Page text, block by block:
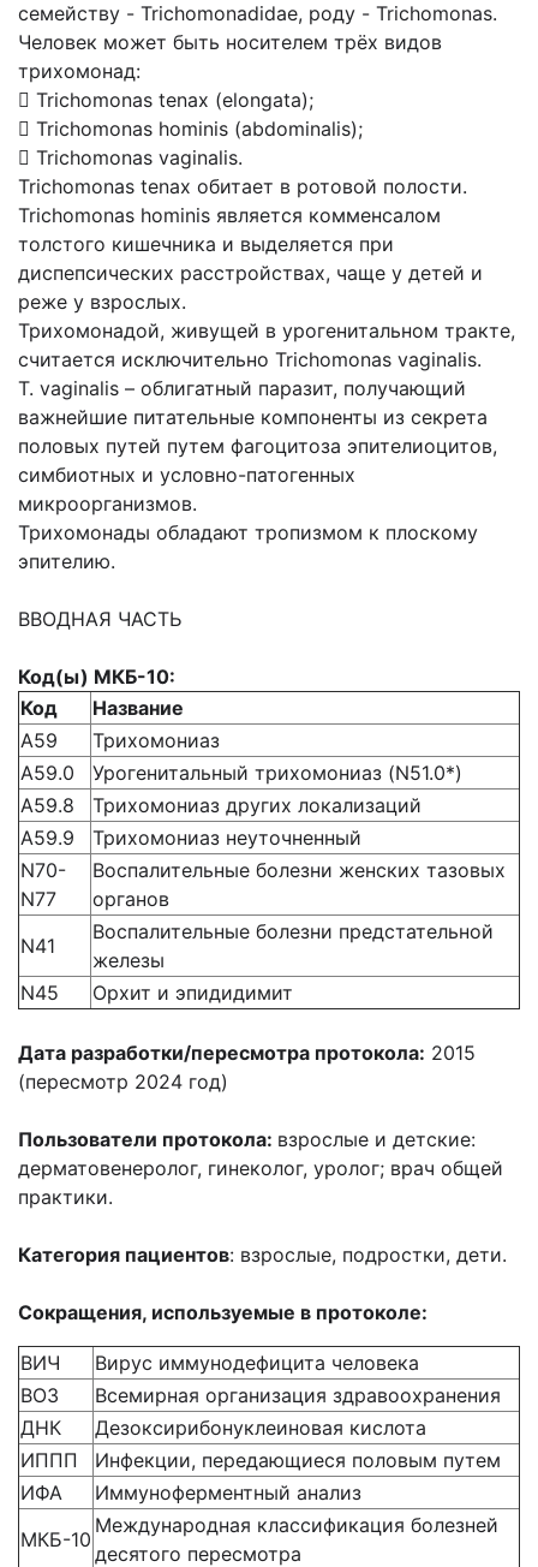
семейству - Trichomonadidae, роду - Trichomonas.
Человек может быть носителем трёх видов
трихомонад:
 Trichomonas tenax (elongata);
 Trichomonas hominis (abdominalis);
 Trichomonas vaginalis.
Trichomonas tenax обитает в ротовой полости.
Trichomonas hominis является комменсалом
толстого кишечника и выделяется при
диспепсических расстройствах, чаще у детей и
реже у взрослых.
Трихомонадой, живущей в урогенитальном тракте,
считается исключительно Trichomonas vaginalis.
T. vaginalis – облигатный паразит, получающий
важнейшие питательные компоненты из секрета
половых путей путем фагоцитоза эпителиоцитов,
симбиотных и условно-патогенных
микроорганизмов.
Трихомонады обладают тропизмом к плоскому
эпителию.
ВВОДНАЯ ЧАСТЬ
Код(ы) МКБ-10:
Код
Название
А59
Трихомониаз
А59.0
Урогенитальный трихомониаз (N51.0*)
А59.8
Трихомониаз других локализаций
А59.9
Трихомониаз неуточненный
N70-
N77
Воспалительные болезни женских тазовых
органов
N41
Воспалительные болезни предстательной
железы
N45
Орхит и эпидидимит
Дата разработки/пересмотра протокола: 2015
(пересмотр 2024 год)
Пользователи протокола: взрослые и детские:
дерматовенеролог, гинеколог, уролог; врач общей
практики.
Категория пациентов: взрослые, подростки, дети.
Сокращения, используемые в протоколе:
ВИЧ
Вирус иммунодефицита человека
ВОЗ
Всемирная организация здравоохранения
ДНК
Дезоксирибонуклеиновая кислота
ИППП
Инфекции, передающиеся половым путем
ИФА
Иммуноферментный анализ
МКБ-10
Международная классификация болезней
десятого пересмотра